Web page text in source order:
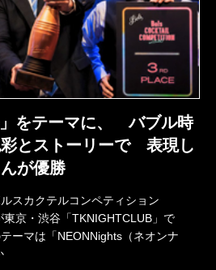
」をテーマに、 バブル時
とストーリーで 表現し
が優勝
スカクテルコンペティション
京・渋谷「TKNIGHTCLUB」で
ーマは「NEONNights（ネオンナ